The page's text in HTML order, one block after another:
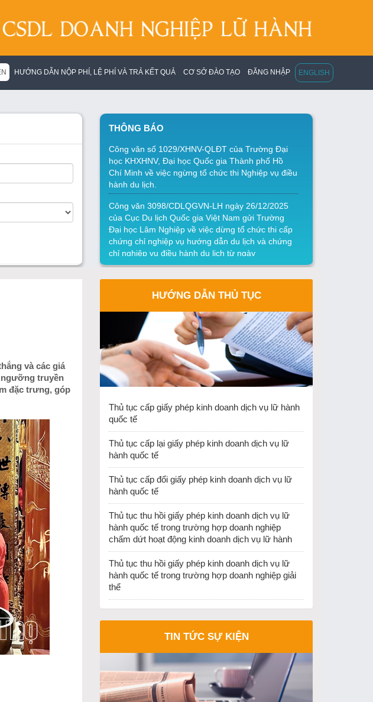
HƯỚNG DẪN NỘP PHÍ, LỆ PHÍ VÀ TRẢ KẾT QUẢ CƠ SỞ ĐÀO TẠO ĐĂNG NHẬP ENGLISH
THÔNG BÁO
Công văn số 1029/XHNV-QLĐT của Trường Đại
học KHXHNV, Đại học Quốc gia Thành phố Hồ
Chí Minh về việc ngừng tổ chức thi Nghiệp vụ điều
hành du lịch.
Công văn 3098/CDLQGVN-LH ngày 26/12/2025
của Cục Du lịch Quốc gia Việt Nam gửi Trường
Đại học Lâm Nghiệp về việc dừng tổ chức thi cấp
chứng chỉ nghiệp vụ hướng dẫn du lịch và chứng
chỉ nghiệp vụ điều hành du lịch từ ngày
26/12/2025
của Cục Du lịch Quốc gia Việt Nam gửi Trường
ĐH Khoa học Xã hội và Nhân văn Hà Nội về việc
dừng tổ chức thi cấp chứng chỉ nghiệp vụ hướng
dẫn du lịch và chứng chỉ nghiệp vụ điều hành du
lịch từ ngày 25/12/2025
Thu hồi Giấy phép kinh doanh lữ hành Quốc tế
của Công ty TNHH PSL Vina
về việc hướng dẫn việc cấp thẻ hướng dẫn viên
du lịch và giấy phép kinh doanh dịch vụ lữ hành
và các giá
ngưỡng truyền
đặc trưng, góp
HƯỚNG DẪN THỦ TỤC
Thủ tục cấp giấy phép kinh doanh dịch vụ lữ hành
quốc tế
Thủ tục cấp lại giấy phép kinh doanh dịch vụ lữ
hành quốc tế
Thủ tục cấp đổi giấy phép kinh doanh dịch vụ lữ
hành quốc tế
Thủ tục thu hồi giấy phép kinh doanh dịch vụ lữ
hành quốc tế trong trường hợp doanh nghiệp
chấm dứt hoạt động kinh doanh dịch vụ lữ hành
Thủ tục thu hồi giấy phép kinh doanh dịch vụ lữ
hành quốc tế trong trường hợp doanh nghiệp giải
thể
TIN TỨC SỰ KIỆN